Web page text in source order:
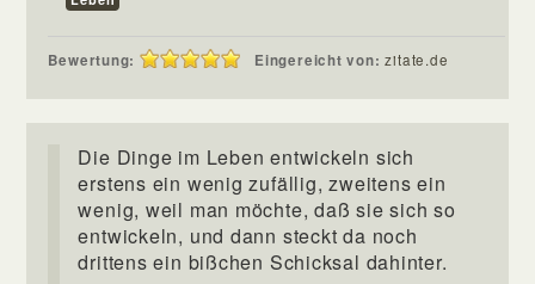
Bewertung: Eingereicht von:zitate.de
Die Dinge im Leben entwickeln sich
erstens ein wenig zufällig, zweitens ein
wenig, weil man möchte, daß sie sich so
entwickeln, und dann steckt da noch
drittens ein bißchen Schicksal dahinter.